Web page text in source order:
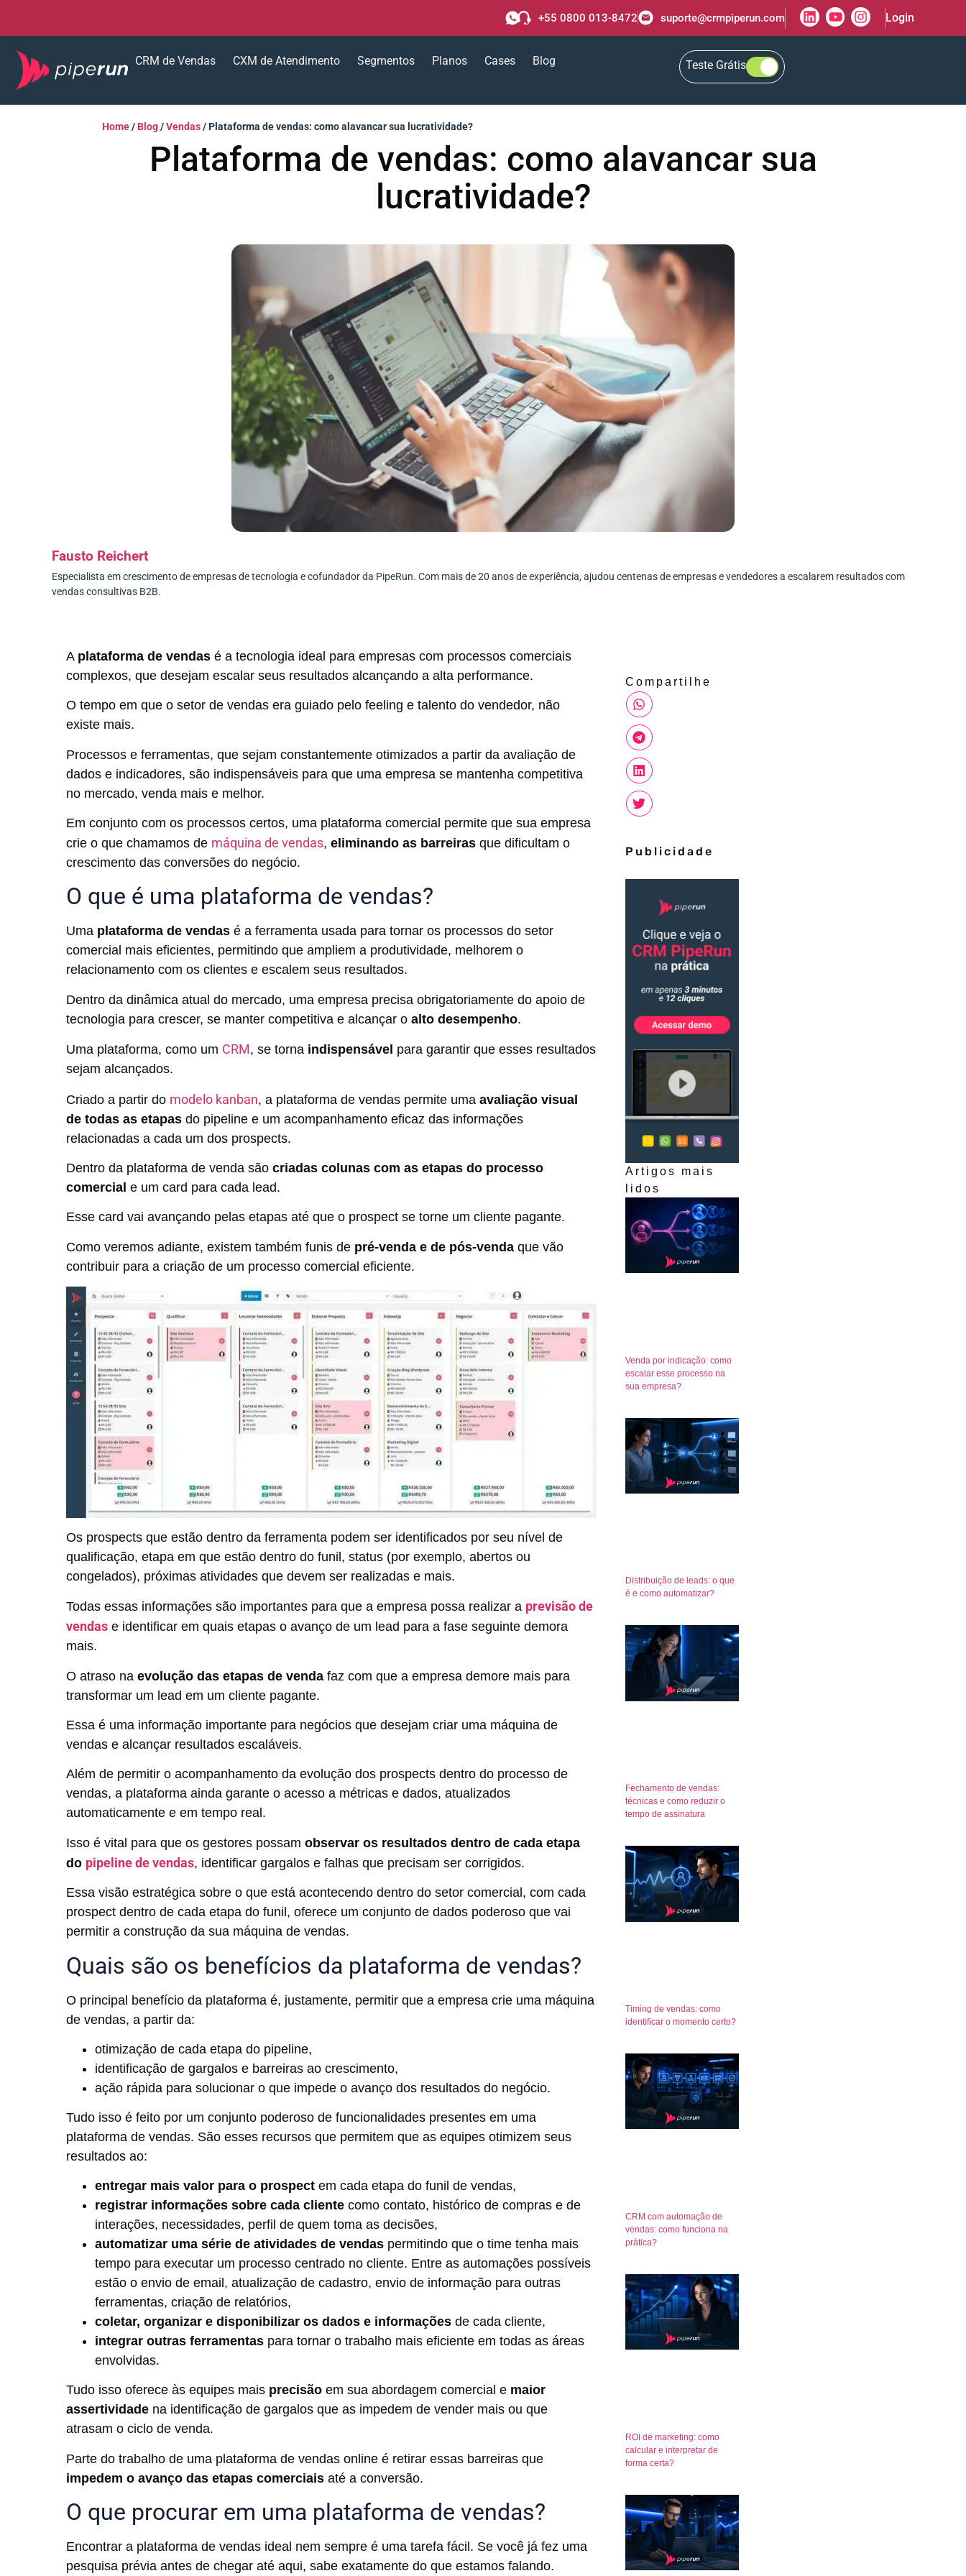
+55 0800 013-8472 suporte@crmpiperun.com Login
CRM de Vendas CXM de Atendimento Segmentos Planos Cases Blog Teste Grátis
Home/ Blog/Vendas/Plataforma de vendas: como alavancar sua lucratividade?
Plataforma de vendas: como alavancar sua
lucratividade?
Fausto Reichert
Especialista em crescimento de empresas de tecnologia e cofundador da PipeRun. Com mais de 20 anos de experiência, ajudou centenas de empresas e vendedores a escalarem resultados com
vendas consultivas B2B.
A plataforma de vendas é a tecnologia ideal para empresas com processos comerciais
complexos, que desejam escalar seus resultados alcançando a alta performance.
O tempo em que o setor de vendas era guiado pelo feeling e talento do vendedor, não
existe mais.
Processos e ferramentas, que sejam constantemente otimizados a partir da avaliação de
dados e indicadores, são indispensáveis para que uma empresa se mantenha competitiva
no mercado, venda mais e melhor.
Em conjunto com os processos certos, uma plataforma comercial permite que sua empresa
crie o que chamamos de máquina de vendas, eliminando as barreiras que dificultam o
crescimento das conversões do negócio.
O que é uma plataforma de vendas?
Uma plataforma de vendas é a ferramenta usada para tornar os processos do setor
comercial mais eficientes, permitindo que ampliem a produtividade, melhorem o
relacionamento com os clientes e escalem seus resultados.
Dentro da dinâmica atual do mercado, uma empresa precisa obrigatoriamente do apoio de
tecnologia para crescer, se manter competitiva e alcançar o alto desempenho.
Uma plataforma, como um CRM, se torna indispensável para garantir que esses resultados
sejam alcançados.
Criado a partir do modelo kanban, a plataforma de vendas permite uma avaliação visual
de todas as etapas do pipeline e um acompanhamento eficaz das informações
relacionadas a cada um dos prospects.
Dentro da plataforma de venda são criadas colunas com as etapas do processo
comercial e um card para cada lead.
Esse card vai avançando pelas etapas até que o prospect se torne um cliente pagante.
Como veremos adiante, existem também funis de pré-venda e de pós-venda que vão
contribuir para a criação de um processo comercial eficiente.
Os prospects que estão dentro da ferramenta podem ser identificados por seu nível de
qualificação, etapa em que estão dentro do funil, status (por exemplo, abertos ou
congelados), próximas atividades que devem ser realizadas e mais.
Todas essas informações são importantes para que a empresa possa realizar a previsão de
vendas e identificar em quais etapas o avanço de um lead para a fase seguinte demora
mais.
O atraso na evolução das etapas de venda faz com que a empresa demore mais para
transformar um lead em um cliente pagante.
Essa é uma informação importante para negócios que desejam criar uma máquina de
vendas e alcançar resultados escaláveis.
Além de permitir o acompanhamento da evolução dos prospects dentro do processo de
vendas, a plataforma ainda garante o acesso a métricas e dados, atualizados
automaticamente e em tempo real.
Isso é vital para que os gestores possam observar os resultados dentro de cada etapa
do pipeline de vendas, identificar gargalos e falhas que precisam ser corrigidos.
Essa visão estratégica sobre o que está acontecendo dentro do setor comercial, com cada
prospect dentro de cada etapa do funil, oferece um conjunto de dados poderoso que vai
permitir a construção da sua máquina de vendas.
Quais são os benefícios da plataforma de vendas?
O principal benefício da plataforma é, justamente, permitir que a empresa crie uma máquina
de vendas, a partir da:
otimização de cada etapa do pipeline,
identificação de gargalos e barreiras ao crescimento,
ação rápida para solucionar o que impede o avanço dos resultados do negócio.
Tudo isso é feito por um conjunto poderoso de funcionalidades presentes em uma
plataforma de vendas. São esses recursos que permitem que as equipes otimizem seus
resultados ao:
entregar mais valor para o prospect em cada etapa do funil de vendas,
registrar informações sobre cada cliente como contato, histórico de compras e de
interações, necessidades, perfil de quem toma as decisões,
automatizar uma série de atividades de vendas permitindo que o time tenha mais
tempo para executar um processo centrado no cliente. Entre as automações possíveis
estão o envio de email, atualização de cadastro, envio de informação para outras
ferramentas, criação de relatórios,
coletar, organizar e disponibilizar os dados e informações de cada cliente,
integrar outras ferramentas para tornar o trabalho mais eficiente em todas as áreas
envolvidas.
Tudo isso oferece às equipes mais precisão em sua abordagem comercial e maior
assertividade na identificação de gargalos que as impedem de vender mais ou que
atrasam o ciclo de venda.
Parte do trabalho de uma plataforma de vendas online é retirar essas barreiras que
impedem o avanço das etapas comerciais até a conversão.
O que procurar em uma plataforma de vendas?
Encontrar a plataforma de vendas ideal nem sempre é uma tarefa fácil. Se você já fez uma
pesquisa prévia antes de chegar até aqui, sabe exatamente do que estamos falando.
Compartilhe
Publicidade
Artigos mais
lidos
Venda por indicação: como
escalar esse processo na
sua empresa?
Distribuição de leads: o que
é e como automatizar?
Fechamento de vendas:
técnicas e como reduzir o
tempo de assinatura
Timing de vendas: como
identificar o momento certo?
CRM com automação de
vendas: como funciona na
prática?
ROI de marketing: como
calcular e interpretar de
forma certa?